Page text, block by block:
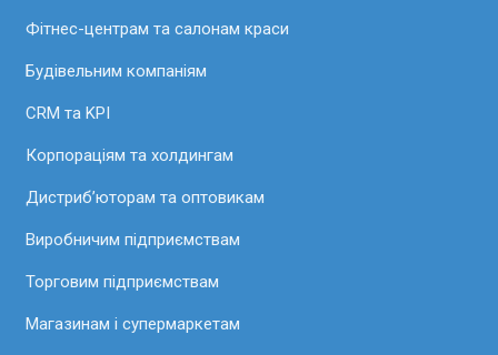
Фітнес-центрам та салонам краси
Будівельним компаніям
CRM та KPI
Корпораціям та холдингам
Дистриб’юторам та оптовикам
Виробничим підприємствам
Торговим підприємствам
Магазинам і супермаркетам